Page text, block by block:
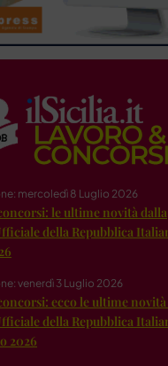
mercoledì 8 Luglio 2026
le ultime novità dalla
della Repubblica
venerdì 3 Luglio 2026
ecco le ultime
della Repubblica
2026